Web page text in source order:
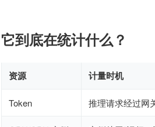
它到底在统计什么？
资源 计量时机
Token 推理请求经过网